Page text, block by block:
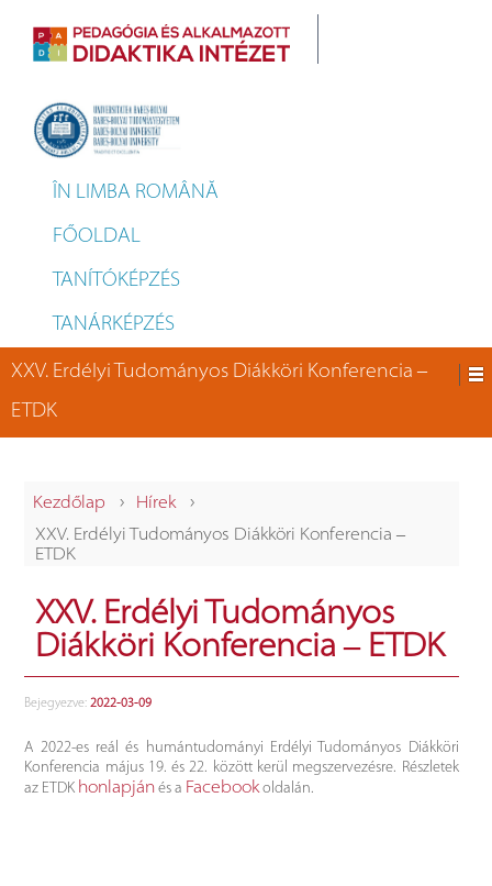
ÎN LIMBA ROMÂNĂ
FŐOLDAL
TANÍTÓKÉPZÉS
TANÁRKÉPZÉS
XXV. Erdélyi Tudományos Diákköri Konferencia ‒
ETDK
Kezdőlap › Hírek ›
XXV. Erdélyi Tudományos Diákköri Konferencia ‒
ETDK
XXV. Erdélyi Tudományos
Diákköri Konferencia ‒ ETDK
Bejegyezve:2022-03-09
A 2022-es reál és humántudományi Erdélyi Tudományos Diákköri
Konferencia május 19. és 22. között kerül megszervezésre. Részletek
az ETDK honlapján és a Facebookoldalán.